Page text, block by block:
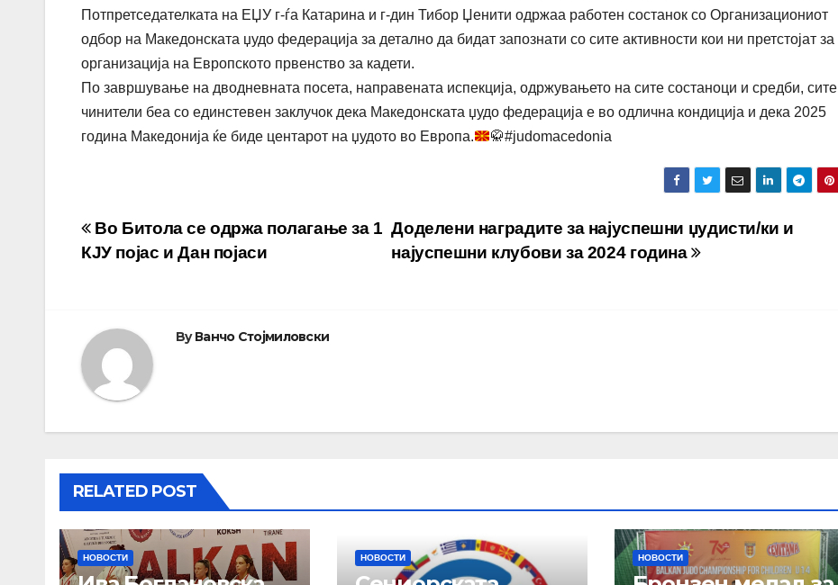
Потпретседателката на ЕЏУ г-ѓа Катарина и г-дин Тибор Џенити одржаа работен состанок со Организациониот
одбор на Македонската џудо федерација за детално да бидат запознати со сите активности кои ни претстојат за
организација на Европското првенство за кадети.
По завршување на дводневната посета, направената испекција, одржувањето на сите состаноци и средби, сите
чинители беа со единстевен заклучок дека Македонската џудо федерација е во одлична кондиција и дека 2025
година Македонија ќе биде центарот на џудото во Европа.
🥋#judomacedonia
Навигација
Доделени наградите за најуспешни џудисти/ки и
најуспешни клубови за 2024 година
Во Битола се одржа полагање за 1
КЈУ појас и Дан појаси
ByВанчо Стојмиловски
RELATED POST
НОВОСТИ НОВОСТИ НОВОСТИ